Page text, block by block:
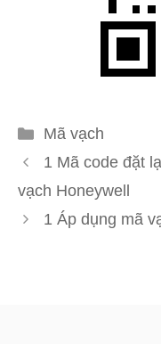
Danh
mục
Mã vạch
1 Mã code đặt
vạch Honeywell
1 Áp dụng mã